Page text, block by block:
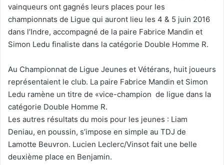
vainqueurs ont gagnés leurs places pour les
championnats de Ligue qui auront lieu les 4 & 5 juin 2016
dans l’Indre, accompagné de la paire Fabrice Mandin et
Simon Ledu finaliste dans la catégorie Double Homme R.
Au Championnat de Ligue Jeunes et Vétérans, huit joueurs
représentaient le club. La paire Fabrice Mandin et Simon
Ledu ramène un titre de «vice-champion de ligue dans la
catégorie Double Homme R.
Les autres résultats du mois pour les jeunes : Liam
Deniau, en poussin, s’impose en simple au TDJ de
Lamotte Beuvron. Lucien Leclerc/Vinsot fait une belle
deuxième place en Benjamin.